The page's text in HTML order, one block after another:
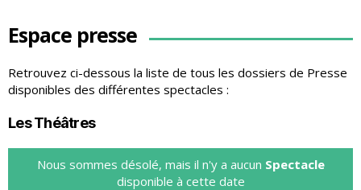
Espace presse
Retrouvez ci-dessous la liste de tous les dossiers de Presse
disponibles des différentes spectacles :
Les Théâtres
Nous sommes désolé, mais il n'y a aucun Spectacle
disponible à cette date